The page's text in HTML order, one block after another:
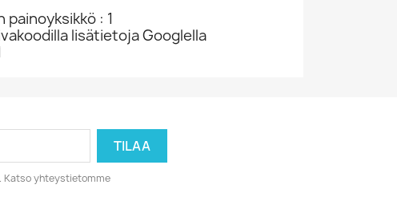
: 1
lisätietoja Googlella
Katso yhteystietomme